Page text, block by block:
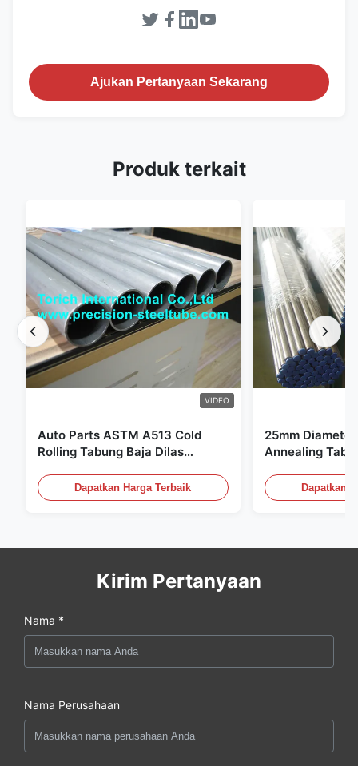
Ajukan Pertanyaan Sekarang
Produk terkait
VIDEO
Auto Parts ASTM A513 Cold
Rolling Tabung Baja Dilas
Dapatkan Harga Terbaik
25mm
Annealing
Dapatkan
Kirim Pertanyaan
Nama *
Nama Perusahaan